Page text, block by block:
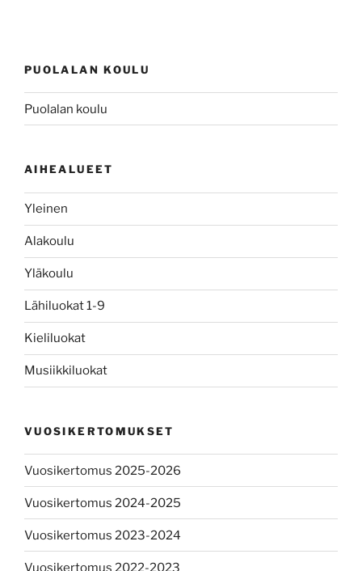
PUOLALAN KOULU
Puolalan koulu
AIHEALUEET
Yleinen
Alakoulu
Yläkoulu
Lähiluokat 1-9
Kieliluokat
Musiikkiluokat
VUOSIKERTOMUKSET
Vuosikertomus 2025-2026
Vuosikertomus 2024-2025
Vuosikertomus 2023-2024
Vuosikertomus 2022-2023